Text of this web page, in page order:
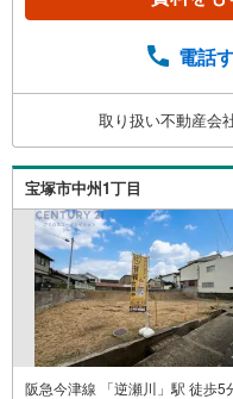
の購入や売却は
が、お車でのお
当店では2000万円
ションを始め多数
産に掲載しきれな
合せください。弊
検索！
電話
取り扱い不動産会
宝塚市中州1丁目
阪急今津線 「逆瀬川」駅 徒歩5